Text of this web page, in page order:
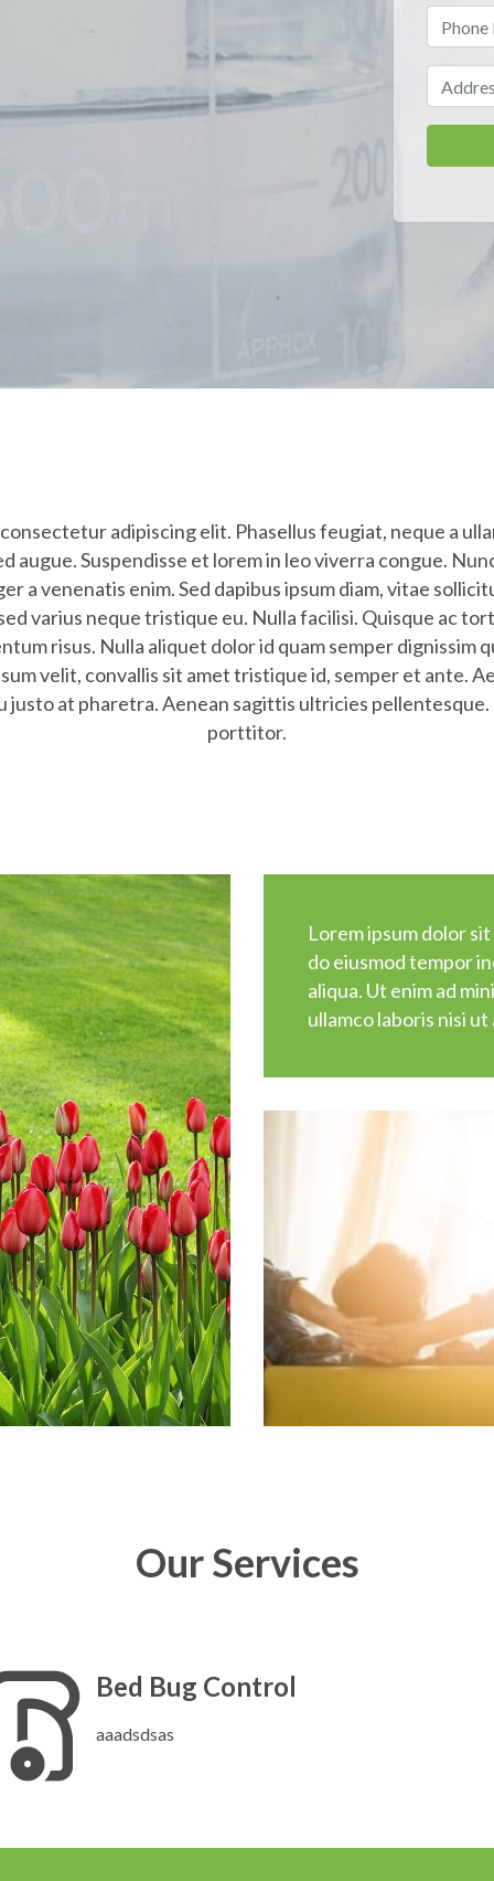
adipiscing elit. Phasellus feugiat, neque a
augue. Suspendisse et lorem in leo viverra congue.
a venenatis enim. Sed dapibus ipsum diam, vitae
varius neque tristique eu. Nulla facilisi. Quisque ac
risus. Nulla aliquet dolor id quam semper dignissim
velit, convallis sit amet tristique id, semper et ante.
justo at pharetra. Aenean sagittis ultricies
porttitor.
Lorem ipsum dolor
do eiusmod tempor
aliqua. Ut enim ad
ullamco laboris nisi
Our Services
Bed Bug Control
aaadsdsas